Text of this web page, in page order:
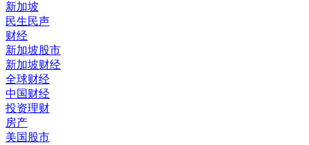
新加坡
民生民声
财经
新加坡股市
新加坡财经
全球财经
中国财经
投资理财
房产
美国股市